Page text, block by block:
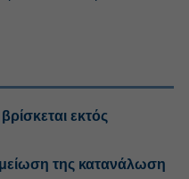
εκτός
της κατανάλωση